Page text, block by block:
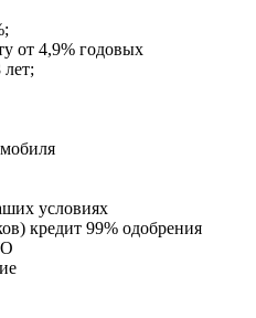
от 4,9% годовых
условиях
кредит 99% одобрения